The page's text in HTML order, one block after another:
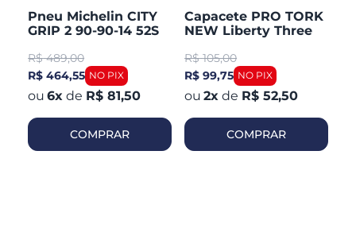
Pneu Michelin CITY
GRIP 2 90-90-14 52S
Dianteiro
R$ 489,00
R$ 464,55
6x de R$ 81,50
COMPRAR
Capacete PRO TORK
NEW Liberty Three
R$ 105,00
R$ 99,75
2x de R$ 52,50
COMPRAR